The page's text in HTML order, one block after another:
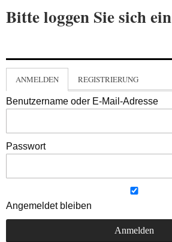
Bitte loggen Sie sich ein
ANMELDEN REGISTRIERUNG
Benutzername oder E-Mail-Adresse
Passwort
Angemeldet bleiben